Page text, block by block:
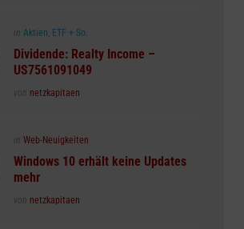
Posted
in
in Aktien, ETF + So.
Dividende: Realty Income –
US7561091049
Posted
von netzkapitaen
Posted
in
in Web-Neuigkeiten
Windows 10 erhält keine Updates
mehr
Posted
von netzkapitaen